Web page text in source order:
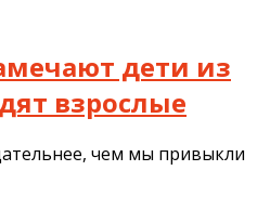
дети из
взрослые
чем мы привыкли